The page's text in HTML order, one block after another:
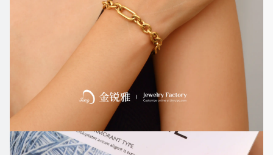
钢
色,